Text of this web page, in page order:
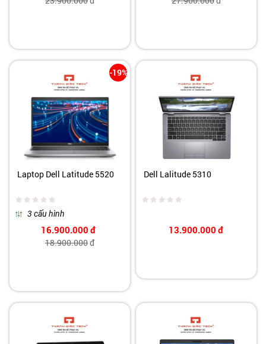
-19%
Laptop Dell Latitude 5520
3 cấu hình
16.900.000 đ
18.900.000đ
Dell Lalitude 5310
13.900.000 đ